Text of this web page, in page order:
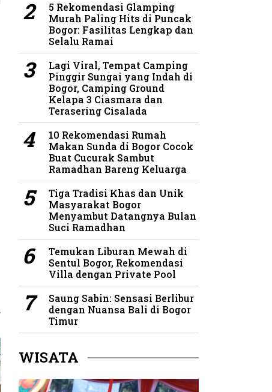
5 Rekomendasi Glamping
Murah Paling Hits di Puncak
Bogor: Fasilitas Lengkap dan
Selalu Ramai
Lagi Viral, Tempat Camping
Pinggir Sungai yang Indah di
Bogor, Camping Ground
Kelapa 3 Ciasmara dan
Terasering Cisalada
10 Rekomendasi Rumah
Makan Sunda di Bogor Cocok
Buat Cucurak Sambut
Ramadhan Bareng Keluarga
Tiga Tradisi Khas dan Unik
Masyarakat Bogor
Menyambut Datangnya Bulan
Suci Ramadhan
Temukan Liburan Mewah di
Sentul Bogor, Rekomendasi
Villa dengan Private Pool
Saung Sabin: Sensasi Berlibur
dengan Nuansa Bali di Bogor
Timur
WISATA